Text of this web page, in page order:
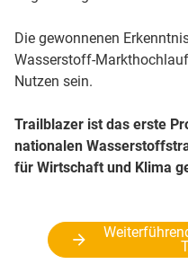
Die gewonnenen
Wasserstoff-
Nutzen sein.
Trailblazer ist das erste
nationalen
für Wirtschaft und Klima